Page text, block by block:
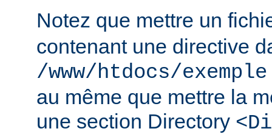
Notez que mettre un
contenant une directive
/www/htdocs/exemple
au même que mettre la
une section Directory